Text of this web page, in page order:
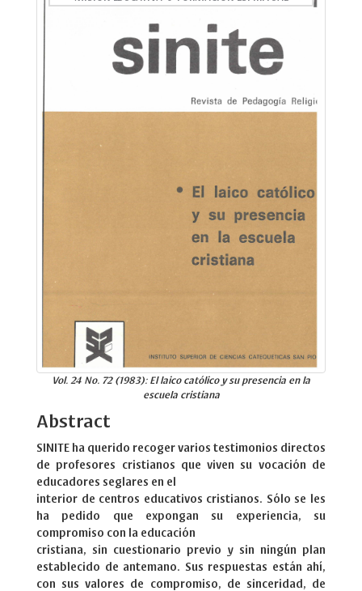
Vol. 24 No. 72 (1983): El laico católico y su presencia en la
escuela cristiana
Abstract
SINITE ha querido recoger varios testimonios directos
de profesores cristianos que viven su vocación de
educadores seglares en el
interior de centros educativos cristianos. Sólo se les
ha pedido que expongan su experiencia, su
compromiso con la educación
cristiana, sin cuestionario previo y sin ningún plan
establecido de antemano. Sus respuestas están ahí,
con sus valores de compromiso, de sinceridad, de